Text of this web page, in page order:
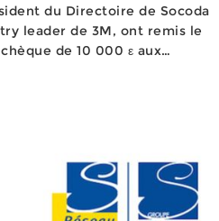
du Directoire de Socoda
leader de 3M, ont remis le
de 10 000 ε aux